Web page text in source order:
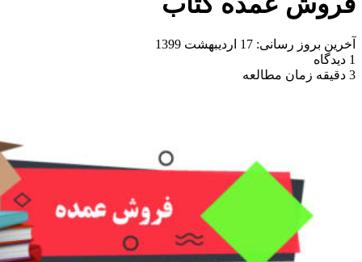
آخرین بروز رسانی: 17 اردیبهشت 1399
1 دیدگاه
3 دقیقه زمان مطالعه